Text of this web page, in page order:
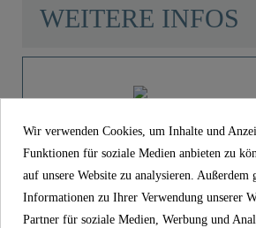
Gewicht 0,0 Kg
WEITERE INFOS
Brauseschlauch, 70
Schwarz matt - 12..
Wir verwenden Cookies, um Inhalte und
Funktionen für soziale Medien anbieten zu
auf unsere Website zu analysieren. Außerdem
Informationen zu Ihrer Verwendung unserer
Partner für soziale Medien, Werbung und